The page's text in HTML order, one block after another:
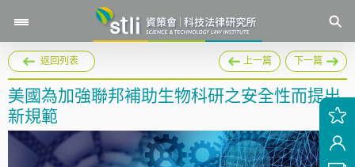
返回列表 上一篇 下一篇
美國為加強聯邦補助生物科研之安全性而提出
新規範